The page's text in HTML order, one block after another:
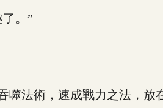
。”
法術，速成戰力之法，放